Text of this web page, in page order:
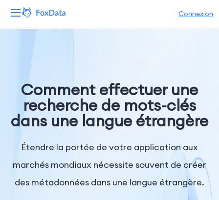
Connexion
Solutions
Ressources
Tarifs
Entreprise
Comment effectuer une
recherche de mots-clés
dans une langue étrangère
Étendre la portée de votre application aux
marchés mondiaux nécessite souvent de créer
des métadonnées dans une langue étrangère.